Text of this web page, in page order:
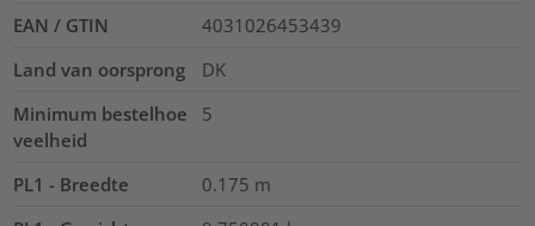
EAN / GTIN
4031026453439
Land van oorsprong
DK
Minimum bestelhoe
veelheid
5
PL1 - Breedte 0.175 m